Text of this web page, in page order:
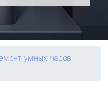
умных часов